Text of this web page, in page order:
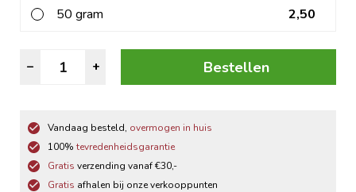
50 gram 2,50
–
Indonesische
Kruiden
+ Bestellen
Vandaag besteld, overmogen in huis
100% tevredenheidsgarantie
Gratis verzending vanaf €30,-
Gratis afhalen bij onze verkooppunten